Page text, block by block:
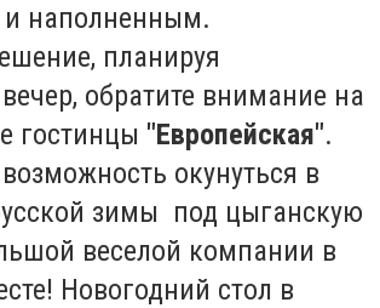
наполненным.
планируя
обратите внимание на
гостинцы "Европейская".
окунуться в
зимы под цыганскую
веселой компании в
Новогодний стол в